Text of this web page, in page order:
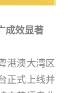
成效显著
港澳大湾区
正式上线并